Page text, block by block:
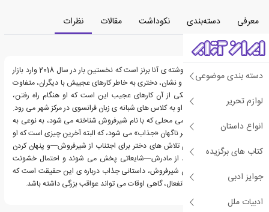
دسته بندی موضوعی
لوازم تحریر
انواع داستان
کتاب های برگزیده
جوایز ادبی
ادبیات ملل
معرفی دسته‌بندی نکوداشت مقالات
نظرات
معرفی کتاب شیرفروش
کتاب شیر فروش، رمانی نوشته ی آنا برنز است که نخستین بار در سال 2018 وارد بازار
نشر شد. در شهری بی نام و نشان، دختری به خاطر کارهای عجیبش با دیگران، متفاوت
در نظر گرفته می شود. یکی از آن کارهای عجیب این است که او هنگام راه رفتن،
مطالعه می کند. و این که او به کلاس های شبانه ی زبان فرانسوی در مرکز شهر می رود.
وقتی یک نیروی شبه نظامی محلی که با نام شیرفروش شناخته می شود، به نوعی به
او علاقه پیدا می کند، دختر ناگهان «جذاب» می شود، که البته آخرین چیزی است که او
می خواست باشد. علیرغم تلاش های دختر برای اجتناب از شیرفروش—و پنهان کردن
دوست پسر احتمالی خود از مادرش—شایعاتی پخش می شوند و احتمال خشونت
پابرجا باقی می ماند. رمان شیرفروش، داستانی جذاب درباره ی این حقیقت است که
نپذیرفتن مسئولیت ها و انفعال، گاهی اوقات می تواند عواقب بزرگی داشته باشد.